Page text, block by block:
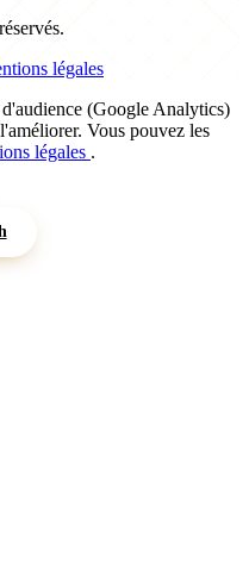
légales
(Google Analytics)
Vous pouvez les
légales .